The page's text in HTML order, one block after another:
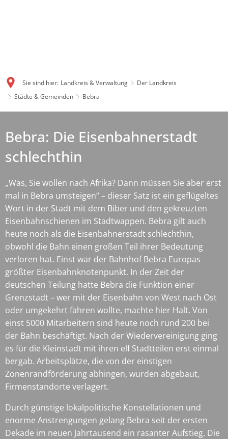
Sie sind hier: Landkreis & Verwaltung
Der Landkreis
Städte & Gemeinden
Bebra
Bebra: Die Eisenbahnerstadt
schlechthin
„Was, Sie wollen nach Afrika? Dann müssen Sie aber erst
mal in Bebra umsteigen“ – dieser Satz ist ein geflügeltes
Wort in der Stadt mit dem Biber und den gekreuzten
Eisenbahnschienen im Stadtwappen. Bebra gilt auch
heute noch als die Eisenbahnerstadt schlechthin,
obwohl die Bahn einen großen Teil ihrer Bedeutung
verloren hat. Einst war der Bahnhof Bebra Europas
größter Eisenbahnknotenpunkt. In der Zeit der
deutschen Teilung hatte Bebra die Funktion einer
Grenzstadt – wer mit der Eisenbahn von West nach Ost
oder umgekehrt fahren wollte, machte hier Halt. Von
einst 5000 Mitarbeitern sind heute noch rund 200 bei
der Bahn beschäftigt. Nach der Wiedervereinigung ging
es für die Kleinstadt mit ihren elf Stadtteilen erst einmal
bergab. Arbeitsplätze, die von der einstigen
Zonenrandförderung abhingen, wurden abgebaut,
Firmenstandorte verlagert.
Durch günstige lokalpolitische Konstellationen und
enorme Anstrengungen gelang Bebra seit der ersten
Dekade im neuen Jahrtausend ein rasanter Aufstieg. Die